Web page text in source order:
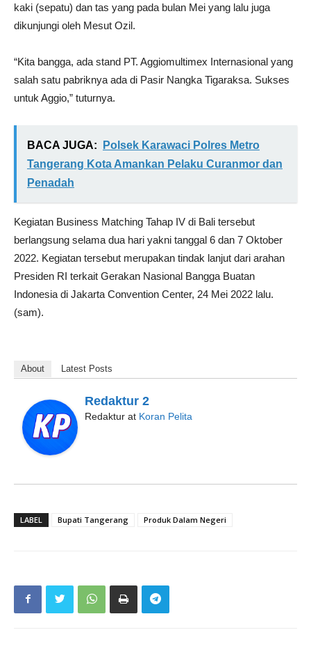
kaki (sepatu) dan tas yang pada bulan Mei yang lalu juga
dikunjungi oleh Mesut Ozil.
“Kita bangga, ada stand PT. Aggiomultimex Internasional yang
salah satu pabriknya ada di Pasir Nangka Tigaraksa. Sukses
untuk Aggio,” tuturnya.
BACA JUGA:
Polsek Karawaci Polres Metro
Tangerang Kota Amankan Pelaku Curanmor dan
Penadah
Kegiatan Business Matching Tahap IV di Bali tersebut
berlangsung selama dua hari yakni tanggal 6 dan 7 Oktober
2022. Kegiatan tersebut merupakan tindak lanjut dari arahan
Presiden RI terkait Gerakan Nasional Bangga Buatan
Indonesia di Jakarta Convention Center, 24 Mei 2022 lalu.
(sam).
About Latest Posts
Redaktur 2
Redaktur at Koran Pelita
LABEL Bupati Tangerang Produk Dalam Negeri